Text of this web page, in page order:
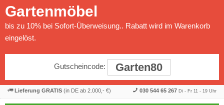
Gartenmöbel
bis zu 10% bei Sofort-Überweisung.. Rabatt wird im Warenkorb
eingelöst.
Gutscheincode: Garten80
Lieferung GRATIS (in DE ab 2.000,- €) 030 544 65 267 Di - Fr 11 - 19 Uhr